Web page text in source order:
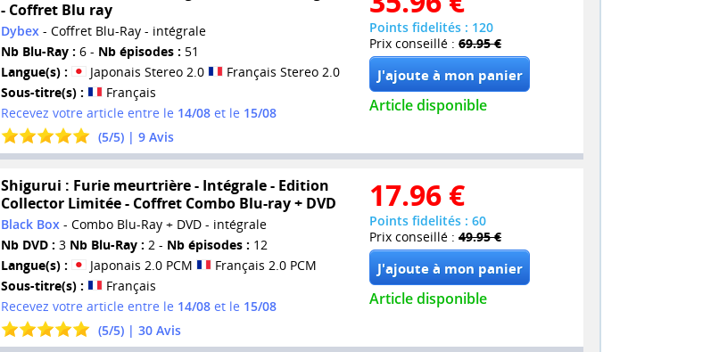
- Coffret Blu ray
Dybex- Coffret Blu-Ray - intégrale
Nb Blu-Ray : 6 - Nb épisodes : 51
Langue(s) :
Japonais Stereo 2.0
Français Stereo 2.0
Sous-titre(s) :
Français
Recevez votre article entre le 14/08et le 15/08
(5/5) | 9Avis
Points fidelités : 120
Prix conseillé : 69.95 €
Article disponible
Shigurui : Furie meurtrière - Intégrale - Edition
Collector Limitée - Coffret Combo Blu-ray + DVD
Black Box- Combo Blu-Ray + DVD - intégrale
Nb DVD : 3 Nb Blu-Ray : 2 - Nb épisodes : 12
Langue(s) :
Japonais 2.0 PCM
Français 2.0 PCM
Sous-titre(s) :
Français
Recevez votre article entre le 14/08et le 15/08
(5/5) | 30Avis
17.96 €
Points fidelités : 60
Prix conseillé : 49.95 €
Article disponible